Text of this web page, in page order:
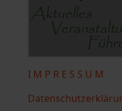
I M P R E S S U M